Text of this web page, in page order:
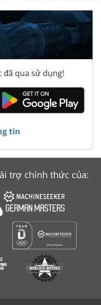
đã qua sử dụng!
tin
trợ chính thức của: